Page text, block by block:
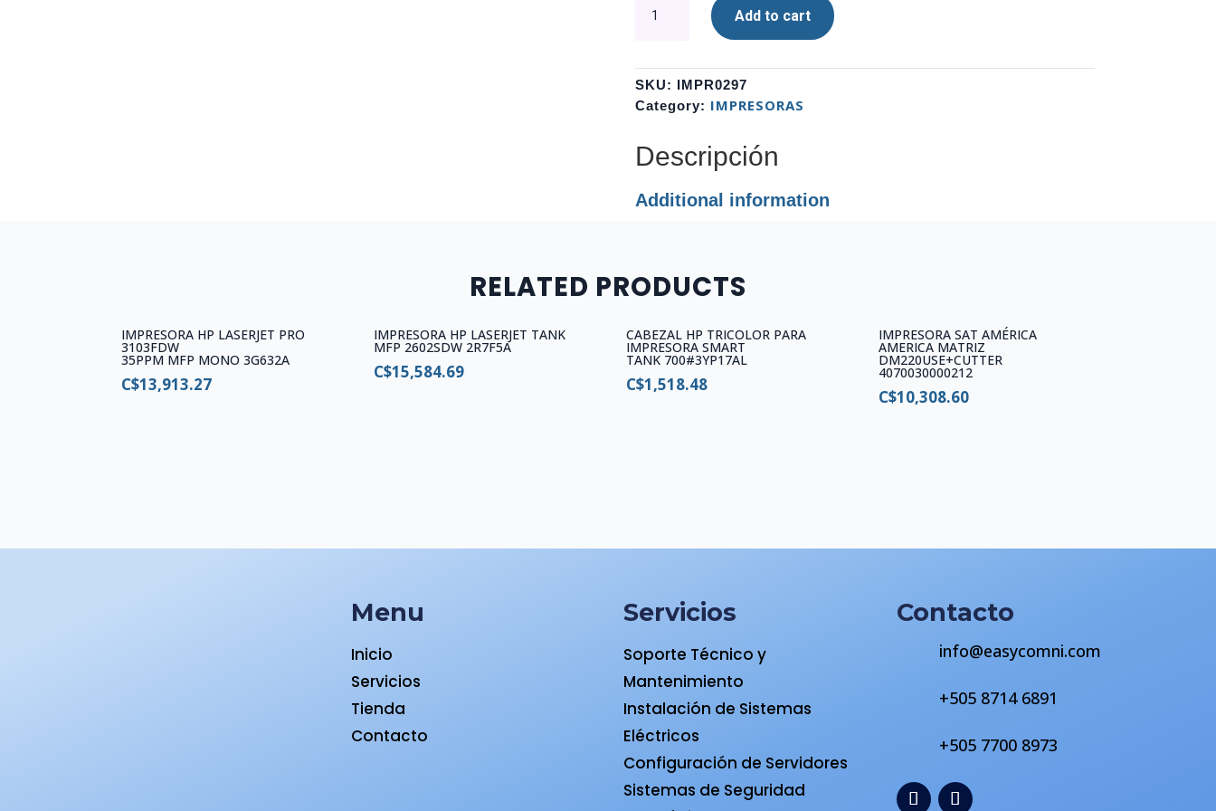
IMPRESORA
SMAR
500#M0H50AL
quantity
Add to cart
SKU: IMPR0297
Category: IMPRESORAS
Descripción
Additional information
RELATED PRODUCTS
IMPRESORA HP LASERJET PRO
3103FDW
35PPM MFP MONO 3G632A
C$13,913.27
IMPRESORA HP LASERJET TANK
MFP 2602SDW 2R7F5A
C$15,584.69
CABEZAL HP TRICOLOR PARA
IMPRESORA SMART
TANK 700#3YP17AL
C$1,518.48
IMPRESORA SAT AMÉRICA
AMERICA MATRIZ
DM220USE+CUTTER
4070030000212
C$10,308.60
Menu
Inicio
Servicios
Tienda
Contacto
Servicios
Soporte Técnico y
Mantenimiento
Instalación de Sistemas
Eléctricos
Configuración de Servidores
Sistemas de Seguridad
Contacto
info@easycomni.com
+505 8714 6891
+505 7700 8973